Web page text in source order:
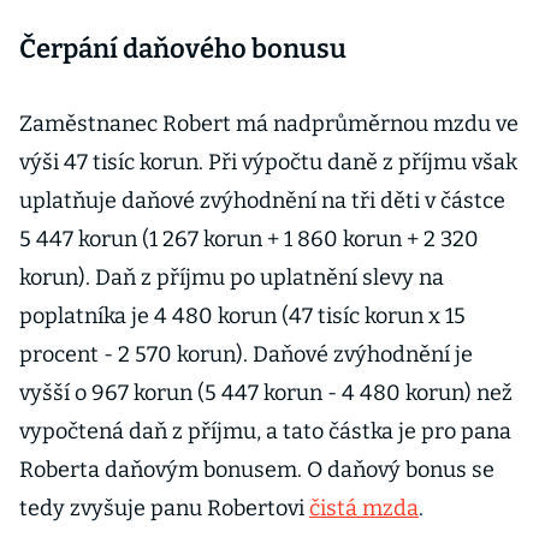
klesnou příjmy
Čerpání daňového bonusu
Zaměstnanec Robert má nadprůměrnou mzdu ve
výši 47 tisíc korun. Při výpočtu daně z příjmu však
uplatňuje daňové zvýhodnění na tři děti v částce
5 447 korun (1 267 korun + 1 860 korun + 2 320
korun). Daň z příjmu po uplatnění slevy na
poplatníka je 4 480 korun (47 tisíc korun x 15
procent - 2 570 korun). Daňové zvýhodnění je
vyšší o 967 korun (5 447 korun - 4 480 korun) než
vypočtená daň z příjmu, a tato částka je pro pana
Roberta daňovým bonusem. O daňový bonus se
tedy zvyšuje panu Robertovičistá mzda.